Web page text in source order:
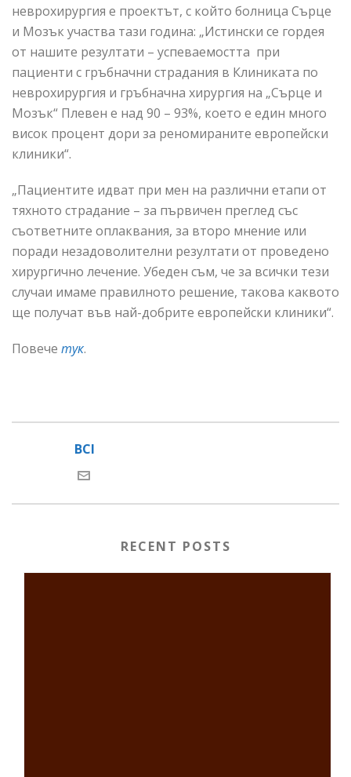
неврохирургия е проектът, с който болница Сърце
и Мозък участва тази година: „Истински се гордея
от нашите резултати – успеваемостта при
пациенти с гръбначни страдания в Клиниката по
неврохирургия и гръбначна хирургия на „Сърце и
Мозък“ Плевен е над 90 – 93%, което е един много
висок процент дори за реномираните европейски
клиники“.
„Пациентите идват при мен на различни етапи от
тяхното страдание – за първичен преглед със
съответните оплаквания, за второ мнение или
поради незадоволителни резултати от проведено
хирургично лечение. Убеден съм, че за всички тези
случаи имаме правилното решение, такова каквото
ще получат във най-добрите европейски клиники“.
Повече тук.
BCI
RECENT POSTS